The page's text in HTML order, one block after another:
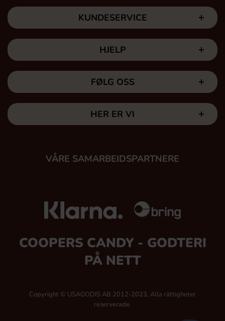
KUNDESERVICE
HJELP
FØLG OSS
HER ER VI
VÅRE SAMARBEIDSPARTNERE
COOPERS CANDY - GODTERI
PÅ NETT
Copyright © USAGODIS AB 2012-2023, Alla rättigheter
reserverade.